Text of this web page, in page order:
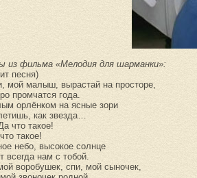
из фильма «Мелодия для шарманки»:
песня)
мой малыш, вырастай на просторе,
промчатся года.
орлёнком на ясные зори
как звезда…
что такое!
такое!
небо, высокое солнце
всегда нам с тобой.
воробушек, спи, мой сыночек,